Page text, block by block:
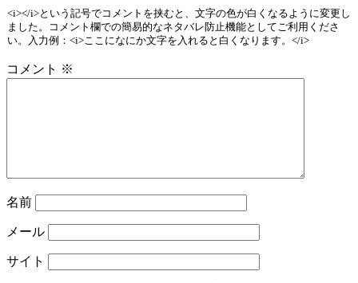
<i></i>という記号でコメントを挟むと、文字の色が白くなるように変更し
ました。コメント欄での簡易的なネタバレ防止機能としてご利用くださ
い。入力例：<i>ここになにか文字を入れると白くなります。</i>
コメント ※
名前
メール
サイト